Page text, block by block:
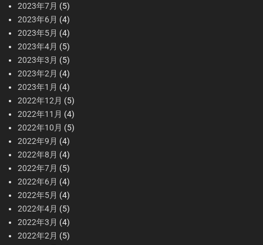
2023年7月 (5)
2023年6月 (4)
2023年5月 (4)
2023年4月 (5)
2023年3月 (5)
2023年2月 (4)
2023年1月 (4)
2022年12月 (5)
2022年11月 (4)
2022年10月 (5)
2022年9月 (4)
2022年8月 (4)
2022年7月 (5)
2022年6月 (4)
2022年5月 (4)
2022年4月 (5)
2022年3月 (4)
2022年2月 (5)